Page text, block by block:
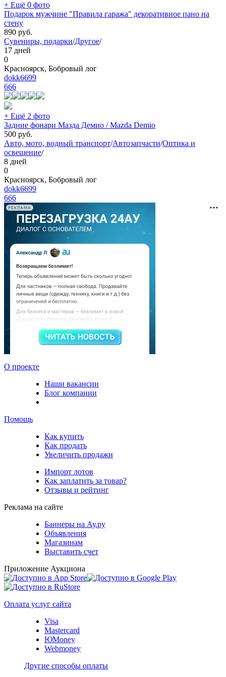
+ Ещё 0 фото
Подарок мужчине "Правила гаража" декоративное пано на
стену
890 руб.
Сувениры, подарки/Другое/
17 дней
0
Красноярск, Бобровый лог
dokk6699
666
+ Ещё 2 фото
Задние фонари Мазда Демио / Mazda Demio
500 руб.
Авто, мото, водный транспорт/Автозапчасти/Оптика и
освещение/
8 дней
0
Красноярск, Бобровый лог
dokk6699
666
РЕКЛАМА
О проекте
Наши вакансии
Блог компании
Помощь
Как купить
Как продать
Увеличить продажи
Импорт лотов
Как заплатить за товар?
Отзывы и рейтинг
Реклама на сайте
Баннеры на Ау.ру
Объявления
Магазинам
Выставить счет
Приложение Аукциона
Оплата услуг сайта
Visa
Mastercard
ЮMoney
Webmoney
Другие способы оплаты